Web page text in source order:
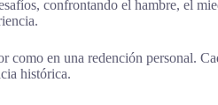
confrontando el hambre, el
como en una redención personal.
histórica.